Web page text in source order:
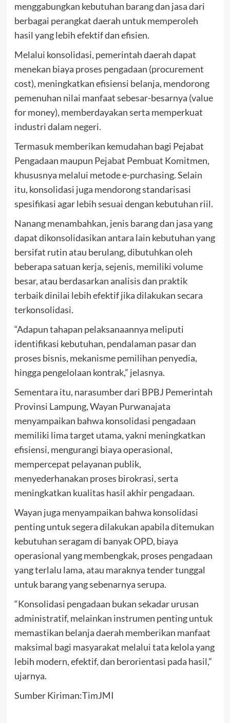
menggabungkan kebutuhan barang dan jasa dari
berbagai perangkat daerah untuk memperoleh
hasil yang lebih efektif dan efisien.
Melalui konsolidasi, pemerintah daerah dapat
menekan biaya proses pengadaan (procurement
cost), meningkatkan efisiensi belanja, mendorong
pemenuhan nilai manfaat sebesar-besarnya (value
for money), memberdayakan serta memperkuat
industri dalam negeri.
Termasuk memberikan kemudahan bagi Pejabat
Pengadaan maupun Pejabat Pembuat Komitmen,
khususnya melalui metode e-purchasing. Selain
itu, konsolidasi juga mendorong standarisasi
spesifikasi agar lebih sesuai dengan kebutuhan riil.
Nanang menambahkan, jenis barang dan jasa yang
dapat dikonsolidasikan antara lain kebutuhan yang
bersifat rutin atau berulang, dibutuhkan oleh
beberapa satuan kerja, sejenis, memiliki volume
besar, atau berdasarkan analisis dan praktik
terbaik dinilai lebih efektif jika dilakukan secara
terkonsolidasi.
“Adapun tahapan pelaksanaannya meliputi
identifikasi kebutuhan, pendalaman pasar dan
proses bisnis, mekanisme pemilihan penyedia,
hingga pengelolaan kontrak,” jelasnya.
Sementara itu, narasumber dari BPBJ Pemerintah
Provinsi Lampung, Wayan Purwanajata
menyampaikan bahwa konsolidasi pengadaan
memiliki lima target utama, yakni meningkatkan
efisiensi, mengurangi biaya operasional,
mempercepat pelayanan publik,
menyederhanakan proses birokrasi, serta
meningkatkan kualitas hasil akhir pengadaan.
Wayan juga menyampaikan bahwa konsolidasi
penting untuk segera dilakukan apabila ditemukan
kebutuhan seragam di banyak OPD, biaya
operasional yang membengkak, proses pengadaan
yang terlalu lama, atau maraknya tender tunggal
untuk barang yang sebenarnya serupa.
“Konsolidasi pengadaan bukan sekadar urusan
administratif, melainkan instrumen penting untuk
memastikan belanja daerah memberikan manfaat
maksimal bagi masyarakat melalui tata kelola yang
lebih modern, efektif, dan berorientasi pada hasil,”
ujarnya.
Sumber Kiriman:TimJMI